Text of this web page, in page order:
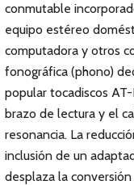
conmutable
equipo estéreo
computadora y otros
fonográfica (phono)
popular tocadiscos
brazo de lectura y el
resonancia. La
inclusión de un
desplaza la